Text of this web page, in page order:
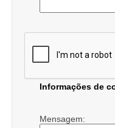
Informações de
Mensagem: